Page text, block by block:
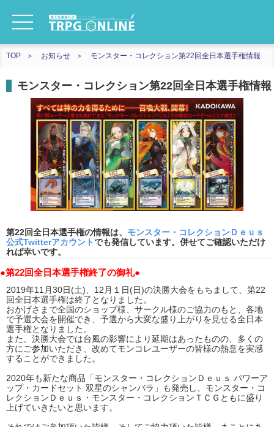
TOP お知らせ モンスター・コレクション第22回全日本選手権情報
モンスター・コレクション第22回全日本選手権情報
第22回全日本選手権の情報は、 モンスター・コレクションＤｅｕｓ
公式Twitterアカウントでも発信しています。併せてご確認いただけ
れば幸いです。
●第22回全日本選手権終了の御礼●
2019年11月30日(土)、12月１日(日)の決勝大会をもちまして、第22
回全日本選手権は終了となりました。
おかげさまで全国のショップ様、サークル様のご協力のもと、各地
で予選大会を開催でき、予選から大変な盛り上がりを見せる全日本
選手権となりました。
また、決勝大会では台風の影響により延期はあったものの、多くの
方にご参加いただき、改めてモンコレユーザーの皆様の熱意を実感
することができました。
2020年も新たな商品「モンスター・コレクションＤｅｕｓ パワーア
ップ・カードセット 双星のシャンバラ」も発売し、モンスター・コ
レクションＤｅｕｓ・モンスター・コレクションＴＣＧともに盛り
上げていきたいと思います。